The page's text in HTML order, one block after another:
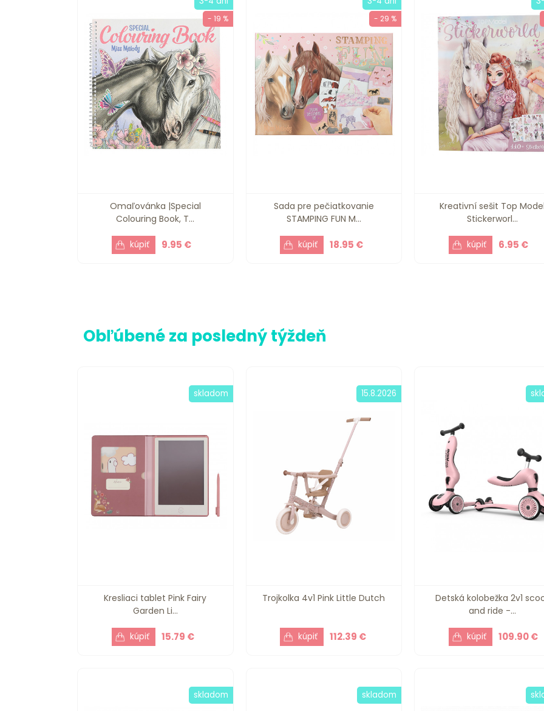
Omaľovánka |Special
Colouring Book, T...
9.95 €
- 19 %
Sada pre pečiatkovanie
STAMPING FUN M...
18.95 €
- 29 %
Kreativní sešit Top
Stickerworl...
6.95 €
Obľúbené za posledný týždeň
Kresliaci tablet Pink Fairy
Garden Li...
15.79 €
skladom
Trojkolka 4v1 Pink Little Dutch
112.39 €
15.8.2026
Detská kolobežka 2v1
and ride -...
109.90 €
skladom skladom